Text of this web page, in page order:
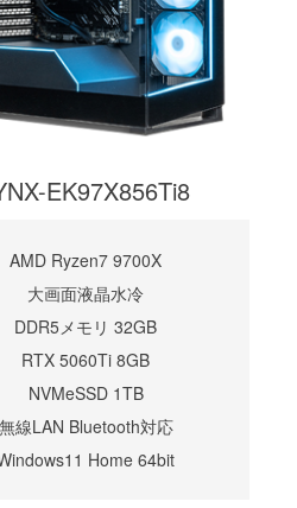
EK97X856Ti8
AMD Ryzen7 9700X
大画面液晶水冷
DDR5メモリ 32GB
RTX 5060Ti 8GB
NVMeSSD 1TB
無線LAN Bluetooth対応
Home 64bit